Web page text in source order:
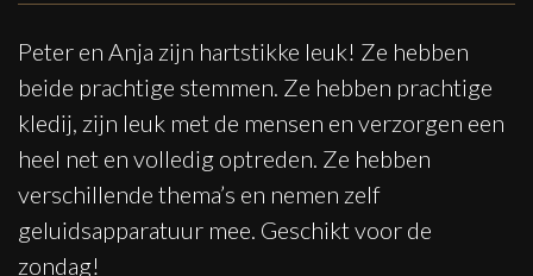
Peter en Anja zijn hartstikke leuk! Ze hebben
beide prachtige stemmen. Ze hebben prachtige
kledij, zijn leuk met de mensen en verzorgen een
heel net en volledig optreden. Ze hebben
verschillende thema’s en nemen zelf
geluidsapparatuur mee. Geschikt voor de
zondag!